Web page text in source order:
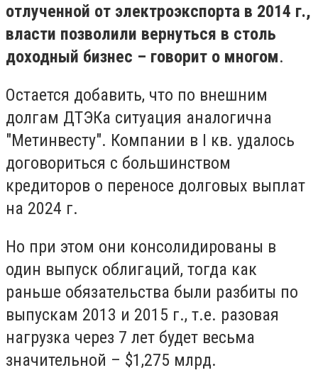
отлученной от электроэкспорта в 2014 г.,
власти позволили вернуться в столь
доходный бизнес – говорит о многом.
Остается добавить, что по внешним
долгам ДТЭКа ситуация аналогична
"Метинвесту". Компании в I кв. удалось
договориться с большинством
кредиторов о переносе долговых выплат
на 2024 г.
Но при этом они консолидированы в
один выпуск облигаций, тогда как
раньше обязательства были разбиты по
выпускам 2013 и 2015 г., т.е. разовая
нагрузка через 7 лет будет весьма
значительной – $1,275 млрд.